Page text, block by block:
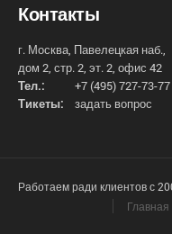
Контакты
г. Москва, Павелецкая наб.,
дом 2, стр. 2, эт. 2, офис 42
Тел.:
+7 (495) 727-73-77
Тикеты:
задать вопрос
Работаем ради клиентов с
Главная